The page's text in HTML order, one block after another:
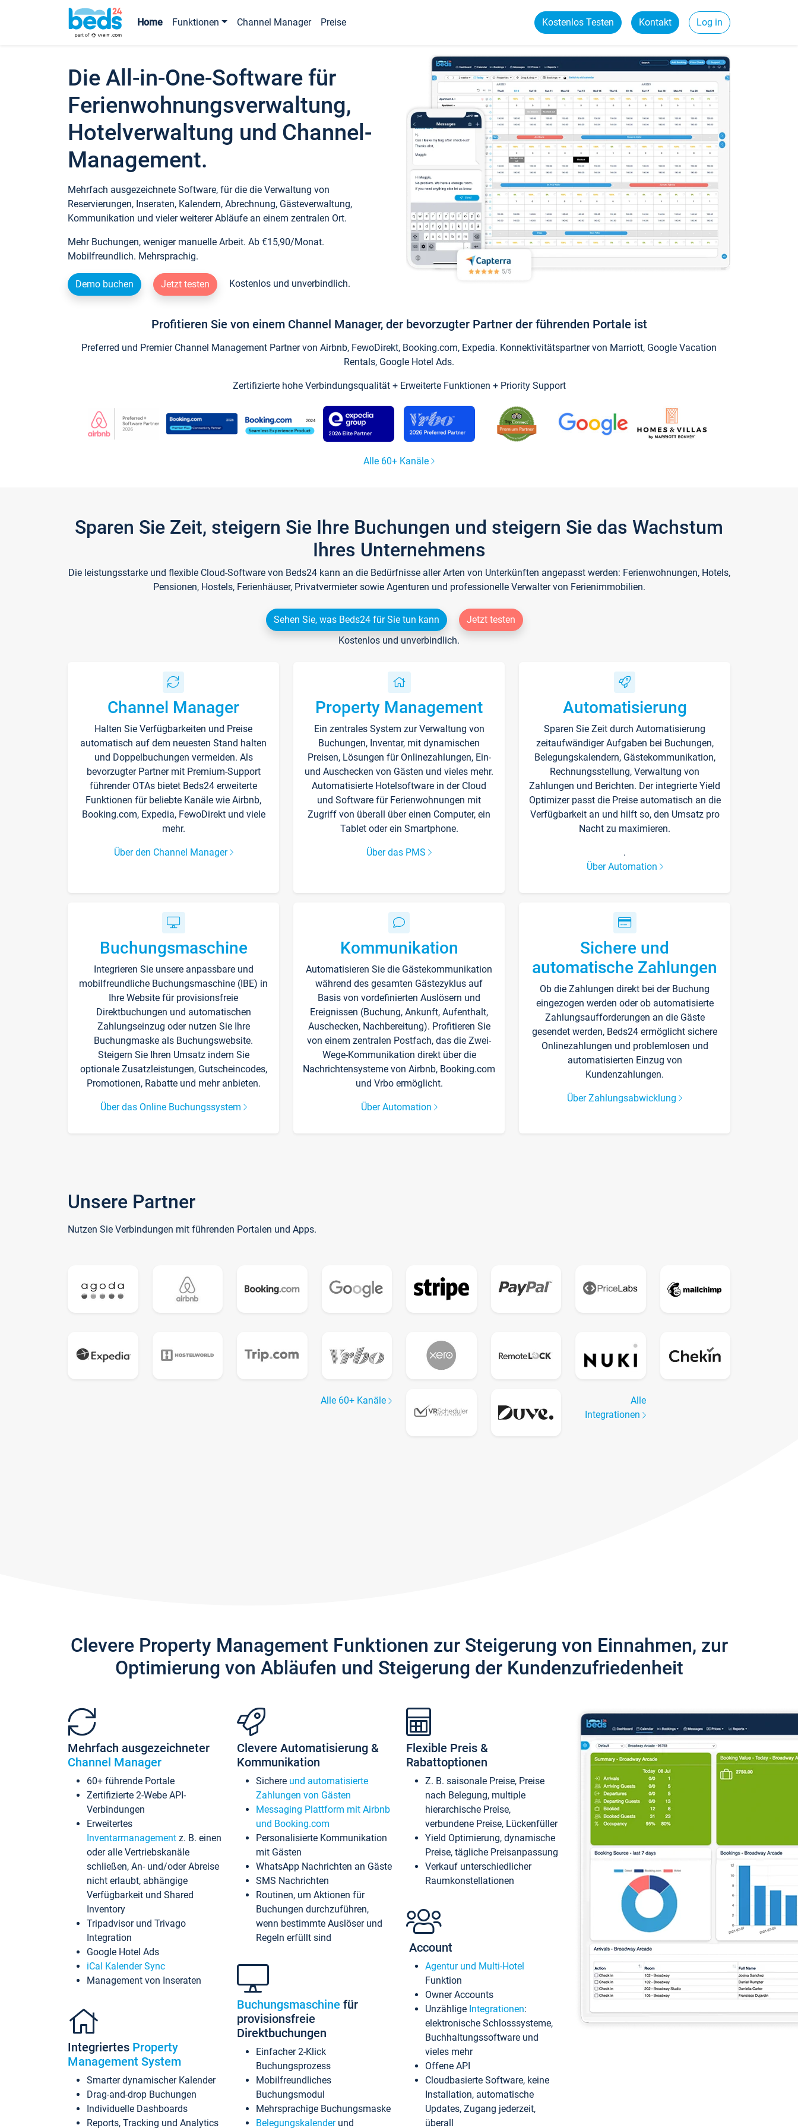
Home Funktionen Channel Manager Preise Kostenlos Testen Kontakt Log in
Die All-in-One-Software für
Ferienwohnungsverwaltung,
Hotelverwaltung und Channel-
Management.
Mehrfach ausgezeichnete Software, für die die Verwaltung von
Reservierungen, Inseraten, Kalendern, Abrechnung, Gästeverwaltung,
Kommunikation und vieler weiterer Abläufe an einem zentralen Ort.
Mehr Buchungen, weniger manuelle Arbeit. Ab €15,90/Monat.
Mobilfreundlich. Mehrsprachig.
Demo buchen Jetzt testen Kostenlos und unverbindlich.
Profitieren Sie von einem Channel Manager, der bevorzugter Partner der führenden Portale ist
Preferred und Premier Channel Management Partner von Airbnb, FewoDirekt, Booking.com, Expedia. Konnektivitätspartner von Marriott, Google Vacation
Rentals, Google Hotel Ads.
Zertifizierte hohe Verbindungsqualität + Erweiterte Funktionen + Priority Support
Alle 60+ Kanäle
Sparen Sie Zeit, steigern Sie Ihre Buchungen und steigern Sie das Wachstum
Ihres Unternehmens
Die leistungsstarke und flexible Cloud-Software von Beds24 kann an die Bedürfnisse aller Arten von Unterkünften angepasst werden: Ferienwohnungen, Hotels,
Pensionen, Hostels, Ferienhäuser, Privatvermieter sowie Agenturen und professionelle Verwalter von Ferienimmobilien.
Sehen Sie, was Beds24 für Sie tun kann
Jetzt testen
Kostenlos und unverbindlich.
Channel Manager
Halten Sie Verfügbarkeiten und Preise
automatisch auf dem neuesten Stand halten
und Doppelbuchungen vermeiden. Als
bevorzugter Partner mit Premium-Support
führender OTAs bietet Beds24 erweiterte
Funktionen für beliebte Kanäle wie Airbnb,
Booking.com, Expedia, FewoDirekt und viele
mehr.
Über den Channel Manager
Property Management
Ein zentrales System zur Verwaltung von
Buchungen, Inventar, mit dynamischen
Preisen, Lösungen für Onlinezahlungen, Ein-
und Auschecken von Gästen und vieles mehr.
Automatisierte Hotelsoftware in der Cloud
und Software für Ferienwohnungen mit
Zugriff von überall über einen Computer, ein
Tablet oder ein Smartphone.
Über das PMS
Automatisierung
Sparen Sie Zeit durch Automatisierung
zeitaufwändiger Aufgaben bei Buchungen,
Belegungskalendern, Gästekommunikation,
Rechnungsstellung, Verwaltung von
Zahlungen und Berichten. Der integrierte Yield
Optimizer passt die Preise automatisch an die
Verfügbarkeit an und hilft so, den Umsatz pro
Nacht zu maximieren.
.
Über Automation
Buchungsmaschine
Integrieren Sie unsere anpassbare und
mobilfreundliche Buchungsmaschine (IBE) in
Ihre Website für provisionsfreie
Direktbuchungen und automatischen
Zahlungseinzug oder nutzen Sie Ihre
Buchungmaske als Buchungswebsite.
Steigern Sie Ihren Umsatz indem Sie
optionale Zusatzleistungen, Gutscheincodes,
Promotionen, Rabatte und mehr anbieten.
Über das Online Buchungssystem
Kommunikation
Automatisieren Sie die Gästekommunikation
während des gesamten Gästezyklus auf
Basis von vordefinierten Auslösern und
Ereignissen (Buchung, Ankunft, Aufenthalt,
Auschecken, Nachbereitung). Profitieren Sie
von einem zentralen Postfach, das die Zwei-
Wege-Kommunikation direkt über die
Nachrichtensysteme von Airbnb, Booking.com
und Vrbo ermöglicht.
Über Automation
Sichere und
automatische Zahlungen
Ob die Zahlungen direkt bei der Buchung
eingezogen werden oder ob automatisierte
Zahlungsaufforderungen an die Gäste
gesendet werden, Beds24 ermöglicht sichere
Onlinezahlungen und problemlosen und
automatisierten Einzug von
Kundenzahlungen.
Über Zahlungsabwicklung
Unsere Partner
Nutzen Sie Verbindungen mit führenden Portalen und Apps.
Alle 60+ Kanäle
Alle
Integrationen
Clevere Property Management Funktionen zur Steigerung von Einnahmen, zur
Optimierung von Abläufen und Steigerung der Kundenzufriedenheit
Mehrfach ausgezeichneter
Channel Manager
60+ führende Portale
Zertifizierte 2-Webe API-
Verbindungen
Erweitertes
Inventarmanagement z. B. einen
oder alle Vertriebskanäle
schließen, An- und/oder Abreise
nicht erlaubt, abhängige
Verfügbarkeit und Shared
Inventory
Tripadvisor und Trivago
Integration
Google Hotel Ads
iCal Kalender Sync
Management von Inseraten
Integriertes Property
Management System
Smarter dynamischer Kalender
Drag-and-drop Buchungen
Individuelle Dashboards
Reports, Tracking und Analytics
Clevere Automatisierung &
Kommunikation
Sichere und automatisierte
Zahlungen von Gästen
Messaging Plattform mit Airbnb
und Booking.com
Personalisierte Kommunikation
mit Gästen
WhatsApp Nachrichten an Gäste
SMS Nachrichten
Routinen, um Aktionen für
Buchungen durchzuführen,
wenn bestimmte Auslöser und
Regeln erfüllt sind
Buchungsmaschine für
provisionsfreie
Direktbuchungen
Einfacher 2-Klick
Buchungsprozess
Mobilfreundliches
Buchungsmodul
Mehrsprachige Buchungsmaske
Belegungskalenderund
Flexible Preis &
Rabattoptionen
Z. B. saisonale Preise, Preise
nach Belegung, multiple
hierarchische Preise,
verbundene Preise, Lückenfüller
Yield Optimierung, dynamische
Preise, tägliche Preisanpassung
Verkauf unterschiedlicher
Raumkonstellationen
Account
Agentur und Multi-Hotel
Funktion
Owner Accounts
Unzählige Integrationen:
elektronische Schlosssysteme,
Buchhaltungssoftware und
vieles mehr
Offene API
Cloudbasierte Software, keine
Installation, automatische
Updates, Zugang jederzeit,
überall